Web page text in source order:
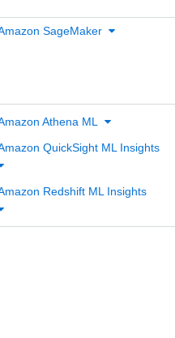
SageMaker
Athena ML
QuickSight ML Insights
Redshift ML Insights